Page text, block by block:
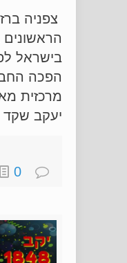
צפניה
הפכה
מרכזית
יעקב
0